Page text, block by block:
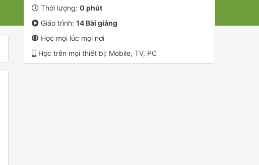
Thời lượng: 0 phút
Giáo trình: 14 Bài giảng
Học mọi lúc mọi nơi
Học trên mọi thiết bị: Mobile, TV, PC